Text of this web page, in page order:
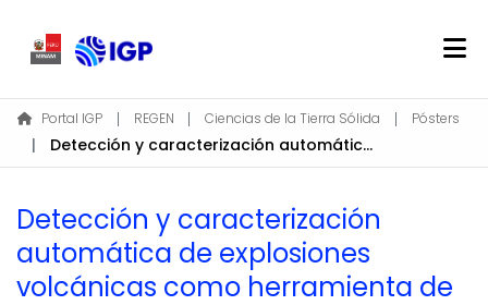
Home
About REGEN
Find
Statistics
Portal IGP REGEN Ciencias de la Tierra Sólida Pósters
Detección y caracterización automática de explosiones volcánicas como herramienta de apoyo en la mitigación de sus efectos en la población: caso volcán Sabancaya
Detección y caracterización
automática de explosiones
volcánicas como herramienta de